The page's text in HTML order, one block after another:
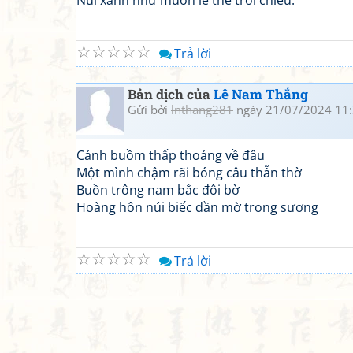
☆
☆
☆
☆
☆ Trả lời
Bản dịch củaLê Nam Thắng
Gửi bởi lnthang281 ngày 21/07/2024
Cánh buồm thấp thoáng về đâu
Một mình chậm rãi bóng câu thẫn thờ
Buồn trông nam bắc đôi bờ
Hoàng hôn núi biếc dần mờ trong sương
☆
☆
☆
☆
☆ Trả lời